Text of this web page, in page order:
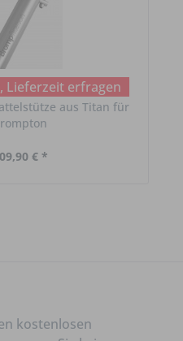
Lieferzeit erfragen
aus Titan für
€ *
kostenlosen